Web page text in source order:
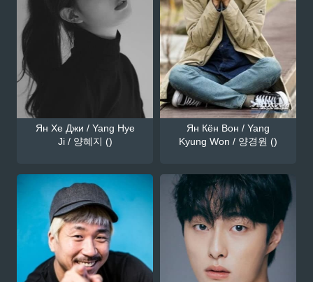
Ян Хе Джи / Yang Hye
Ji / 양혜지 ()
Ян Кён Вон / Yang
Kyung Won / 양경원 ()